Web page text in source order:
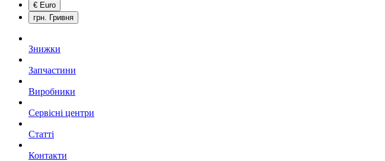
€ Euro
грн. Гривня
Знижки
Запчастини
Виробники
Сервісні центри
Статті
Контакти